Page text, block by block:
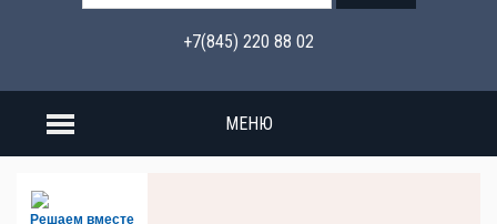
+7(845) 220 88 02
МЕНЮ
Решаем вместе